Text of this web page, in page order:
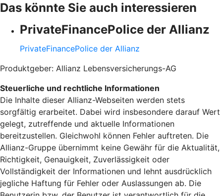
Das könnte Sie auch interessieren
PrivateFinancePolice der Allianz
PrivateFinancePolice der Allianz
Produktgeber: Allianz Lebensversicherungs-AG
Steuerliche und rechtliche Informationen
Die Inhalte dieser Allianz-Webseiten werden stets
sorgfältig erarbeitet. Dabei wird insbesondere darauf Wert
gelegt, zutreffende und aktuelle Informationen
bereitzustellen. Gleichwohl können Fehler auftreten. Die
Allianz-Gruppe übernimmt keine Gewähr für die Aktualität,
Richtigkeit, Genauigkeit, Zuverlässigkeit oder
Vollständigkeit der Informationen und lehnt ausdrücklich
jegliche Haftung für Fehler oder Auslassungen ab. Die